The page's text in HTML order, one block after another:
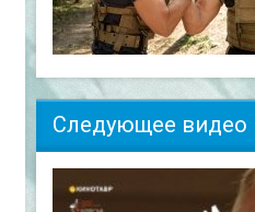
Следующее видео